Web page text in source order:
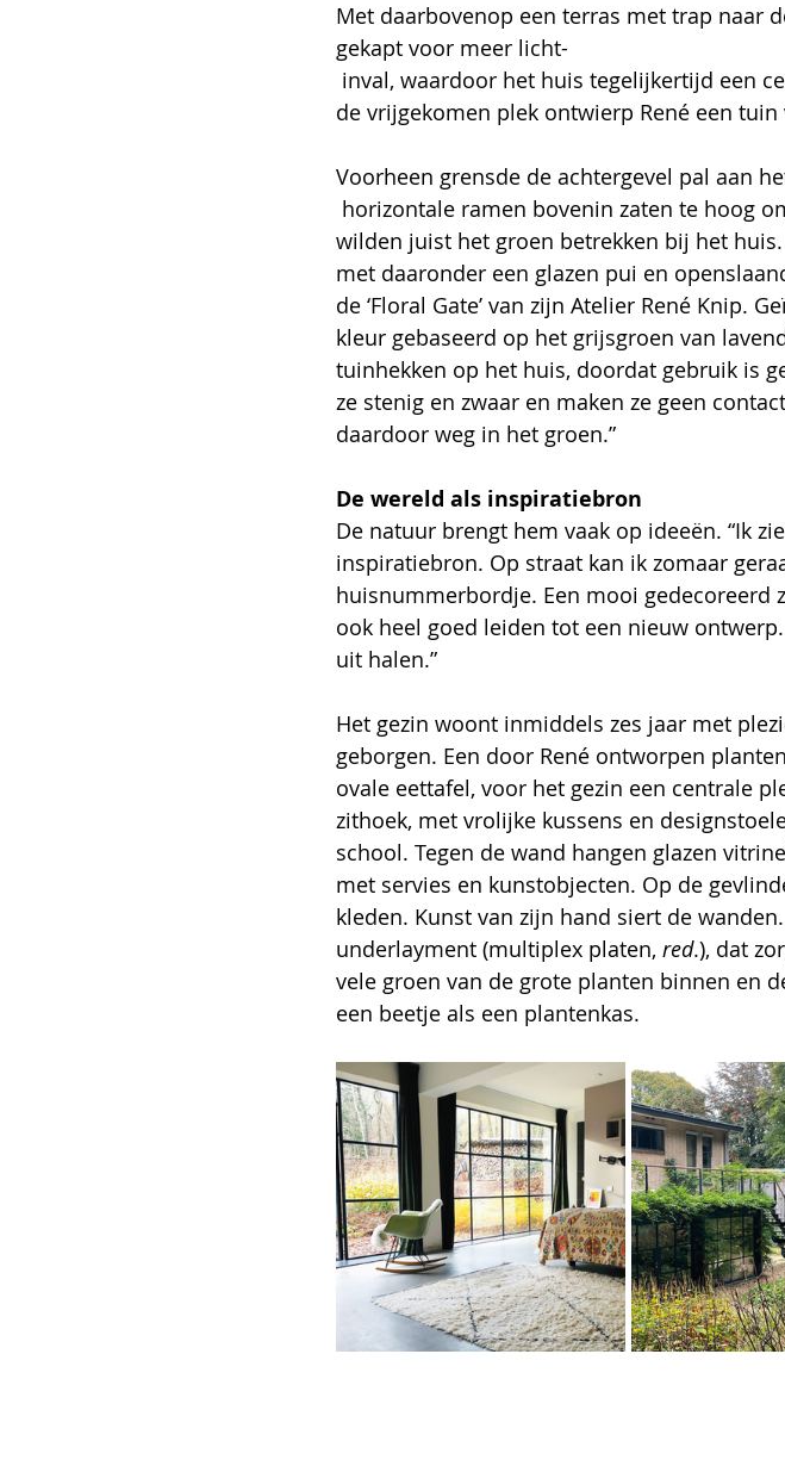
Met daarbovenop een terras met trap naar
gekapt voor meer licht-
de vrijgekomen plek ontwierp René een
Voorheen grensde de achtergevel pal aan
wilden juist het groen betrekken bij het
met daaronder een glazen pui en
de ‘Floral Gate’ van zijn Atelier René Knip.
kleur gebaseerd op het grijsgroen van
tuinhekken op het huis, doordat gebruik is
ze stenig en zwaar en maken ze geen
daardoor weg in het groen.”
De wereld als inspiratiebron
De natuur brengt hem vaak op ideeën. “Ik
inspiratiebron. Op straat kan ik zomaar
huisnummerbordje. Een mooi gedecoreerd
ook heel goed leiden tot een nieuw
uit halen.”
Het gezin woont inmiddels zes jaar met
geborgen. Een door René ontworpen
ovale eettafel, voor het gezin een centrale
zithoek, met vrolijke kussens en
school. Tegen de wand hangen glazen
met servies en kunstobjecten. Op de
kleden. Kunst van zijn hand siert de
underlayment (multiplex platen, red.), dat
vele groen van de grote planten binnen en
een beetje als een plantenkas.